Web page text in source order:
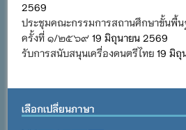
2569
ประชุมคณะกรรมการสถานศึกษาขั้นพื้นฐ
ครั้งที่ ๑/๒๕๖๙ 19 มิถุนายน 2569
รับการสนับสนุนเครื่องดนตรีไทย 19 มิถุ
เลือกเปลี่ยนภาษา